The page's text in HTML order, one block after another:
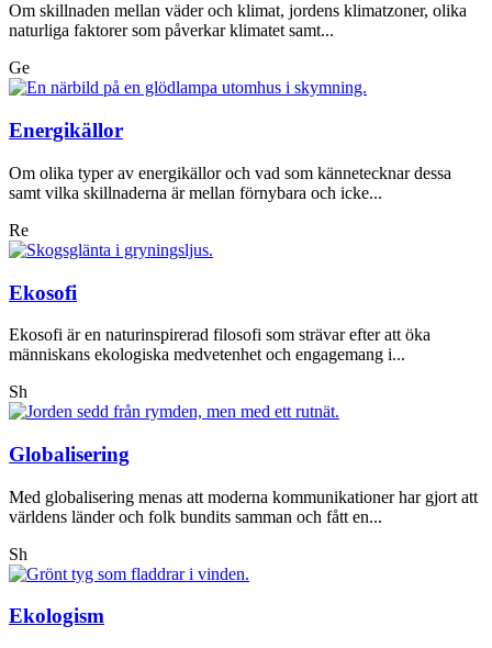
Om skillnaden mellan väder och klimat, jordens klimatzoner, olika
naturliga faktorer som påverkar klimatet samt...
Ge
Energikällor
Om olika typer av energikällor och vad som kännetecknar dessa
samt vilka skillnaderna är mellan förnybara och icke...
Re
Ekosofi
Ekosofi är en naturinspirerad filosofi som strävar efter att öka
människans ekologiska medvetenhet och engagemang i...
Sh
Globalisering
Med globalisering menas att moderna kommunikationer har gjort att
världens länder och folk bundits samman och fått en...
Sh
Ekologism